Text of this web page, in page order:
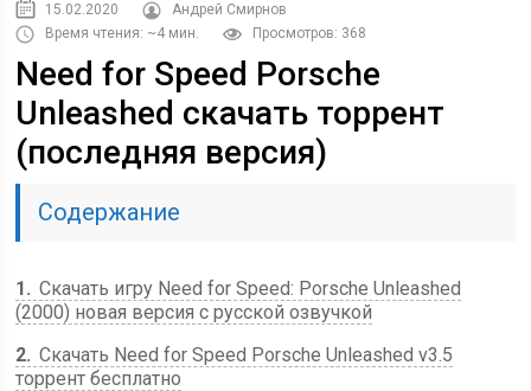
15.02.2020
Андрей Смирнов
Время чтения: ~4 мин.
Просмотров: 368
Need for Speed Porsche
Unleashed скачать торрент
(последняя версия)
Содержание
1
Скачать игру Need for Speed: Porsche Unleashed
(2000) новая версия с русской озвучкой
2 Скачать Need for Speed Porsche Unleashed v3.5
торрент бесплатно